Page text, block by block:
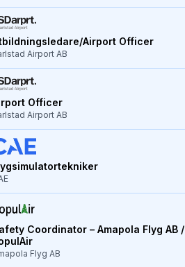
Airport Officer
Airport AB
Officer
Airport AB
Coordinator – Amapola Flyg AB /
Flyg AB